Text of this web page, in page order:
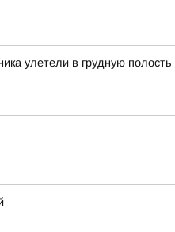
улетели в грудную полость